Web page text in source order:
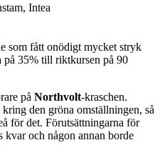
Intea
som fått onödigt mycket stryk
på 35% till riktkursen på 90
på Northvolt-kraschen.
den gröna omställningen, så
för det. Förutsättningarna för
och någon annan borde